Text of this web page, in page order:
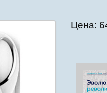
Цена: